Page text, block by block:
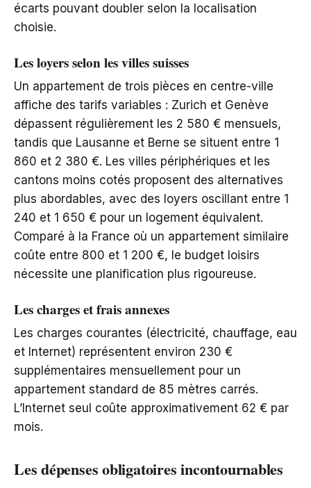
écarts pouvant doubler selon la localisation
choisie.
Les loyers selon les villes suisses
Un appartement de trois pièces en centre-ville
affiche des tarifs variables : Zurich et Genève
dépassent régulièrement les 2 580 € mensuels,
tandis que Lausanne et Berne se situent entre 1
860 et 2 380 €. Les villes périphériques et les
cantons moins cotés proposent des alternatives
plus abordables, avec des loyers oscillant entre 1
240 et 1 650 € pour un logement équivalent.
Comparé à la France où un appartement similaire
coûte entre 800 et 1 200 €, le budget loisirs
nécessite une planification plus rigoureuse.
Les charges et frais annexes
Les charges courantes (électricité, chauffage, eau
et Internet) représentent environ 230 €
supplémentaires mensuellement pour un
appartement standard de 85 mètres carrés.
L’Internet seul coûte approximativement 62 € par
mois.
Les dépenses obligatoires incontournables